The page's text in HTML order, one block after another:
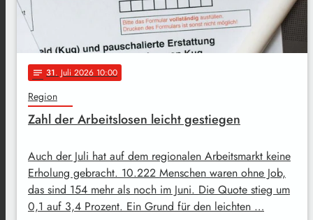
notes 31. Juli 2026 10:00
Region
Zahl der Arbeitslosen leicht gestiegen
Auch der Juli hat auf dem regionalen Arbeitsmarkt keine
Erholung gebracht. 10.222 Menschen waren ohne Job,
das sind 154 mehr als noch im Juni. Die Quote stieg um
0,1 auf 3,4 Prozent. Ein Grund für den leichten …